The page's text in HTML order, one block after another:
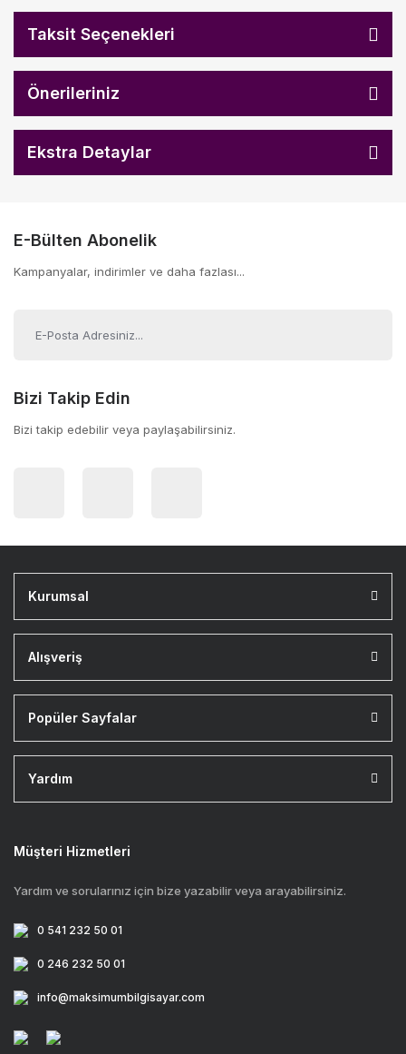
Taksit Seçenekleri
Önerileriniz
Ekstra Detaylar
E-Bülten Abonelik
Kampanyalar, indirimler ve daha fazlası...
Bizi Takip Edin
Bizi takip edebilir veya paylaşabilirsiniz.
Kurumsal
Alışveriş
Popüler Sayfalar
Yardım
Müşteri Hizmetleri
Yardım ve sorularınız için bize yazabilir veya arayabilirsiniz.
0 541 232 50 01
0 246 232 50 01
info@maksimumbilgisayar.com